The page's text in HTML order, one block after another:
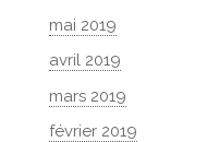
mai 2019
avril 2019
mars 2019
février 2019